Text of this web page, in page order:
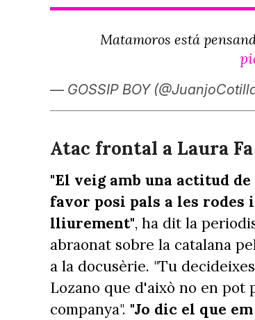
Matamoros está
— GOSSIP BOY
Atac frontal a Laura Fa
"El veig amb una actitud
favor posi pals a les
lliurement", ha dit la
abraonat sobre la catalana
a la docusèrie. "Tu
Lozano que d'això no en pot
companya". "Jo dic el que